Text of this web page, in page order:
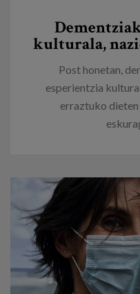
kulturala,
Post honetan,
esperientzia
erraztuko